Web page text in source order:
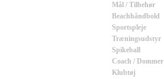
Mål / Tilbehør
Beachhåndbold
Sportspleje
Træningsudstyr
Spikeball
Coach / Dommer
Klubtøj